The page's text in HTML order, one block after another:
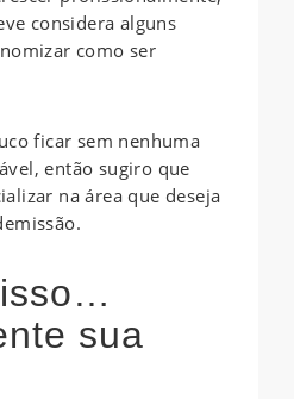
considera alguns
como ser
ficar sem nenhuma
então sugiro que
na área que deseja
sua